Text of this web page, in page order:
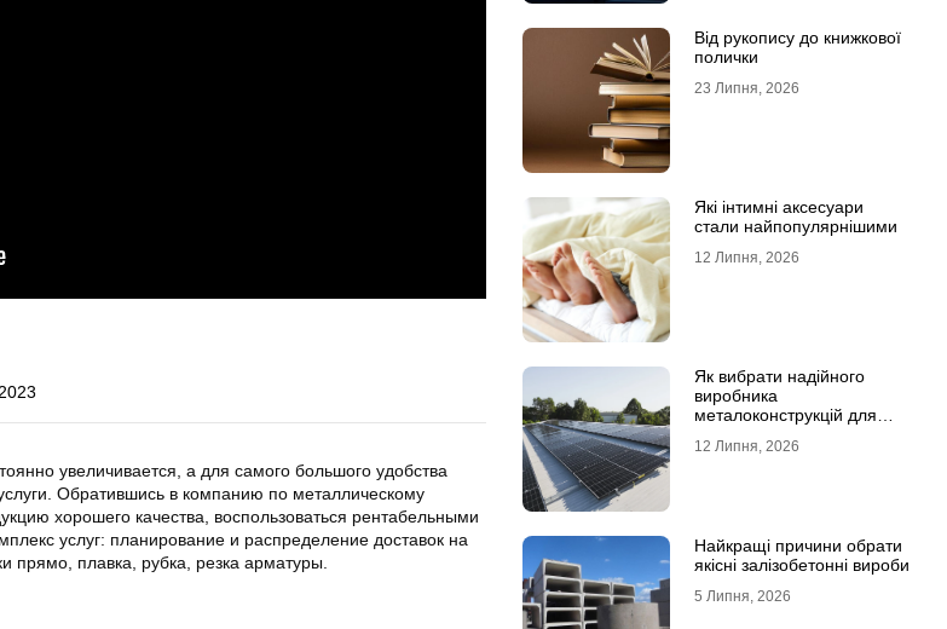
увеличивается, а для самого большого удобства
Обратившись в компанию по металлическому
хорошего качества, воспользоваться рентабельными
услуг: планирование и распределение доставок на
прямо, плавка, рубка, резка арматуры.
Від рукопису до книжкової
полички
23 Липня, 2026
Які інтимні аксесуари
стали найпопулярнішими
12 Липня, 2026
Як вибрати надійного
виробника
металоконструкцій для
12 Липня, 2026
Найкращі причини обрати
якісні залізобетонні вироби
5 Липня, 2026